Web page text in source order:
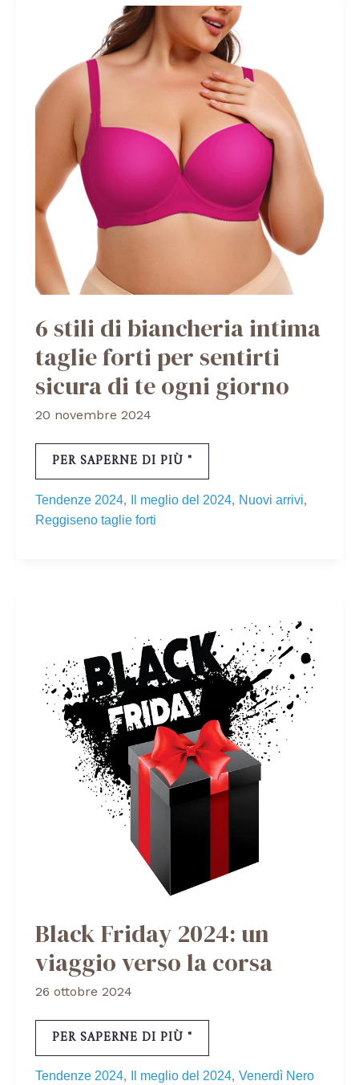
6 stili di biancheria intima
taglie forti per sentirti
sicura di te ogni giorno
20 novembre 2024
BIANCHERIA
INTIMA
TAGLIE
FORTI
PER
SENTIRTI
SICURA
OGNI
GIORNO
PER SAPERNE DI PIÙ "
Tendenze 2024, Il meglio del 2024, Nuovi arrivi,
Reggiseno taglie forti
Black Friday 2024: un
viaggio verso la corsa
26 ottobre 2024
VIAGGIO
VERSO
LA
CORSA
PER SAPERNE DI PIÙ "
Tendenze 2024, Il meglio del 2024, Venerdì Nero